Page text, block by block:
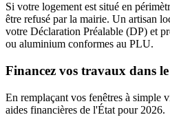
Si votre logement est situé en
être refusé par la mairie. Un artisan
votre Déclaration Préalable (DP) et
ou aluminium conformes au PLU.
Financez vos travaux dans
En remplaçant vos fenêtres à simple
aides financières de l'État pour 2026.